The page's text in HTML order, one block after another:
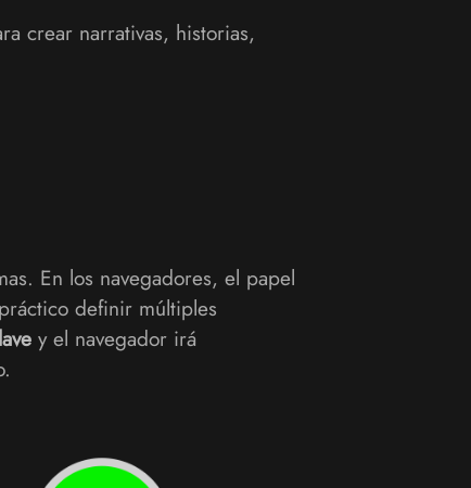
crear narrativas, historias,
En los navegadores, el papel
definir múltiples
y el navegador irá